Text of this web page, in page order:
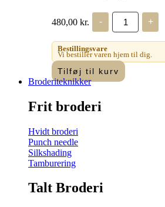
480,00 kr. -
Haandarbejdets
Fremme
-
Tusindfryd
pude
VO
antal
+
Bestillingsvare
Vi bestiller varen hjem til dig.
Tilføj til kurv
Broderiteknikker
Frit broderi
Hvidt broderi
Punch needle
Silkshading
Tamburering
Talt Broderi